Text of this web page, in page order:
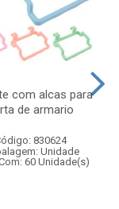
com alcas para
de armario
830624
Unidade
60 Unidade(s)